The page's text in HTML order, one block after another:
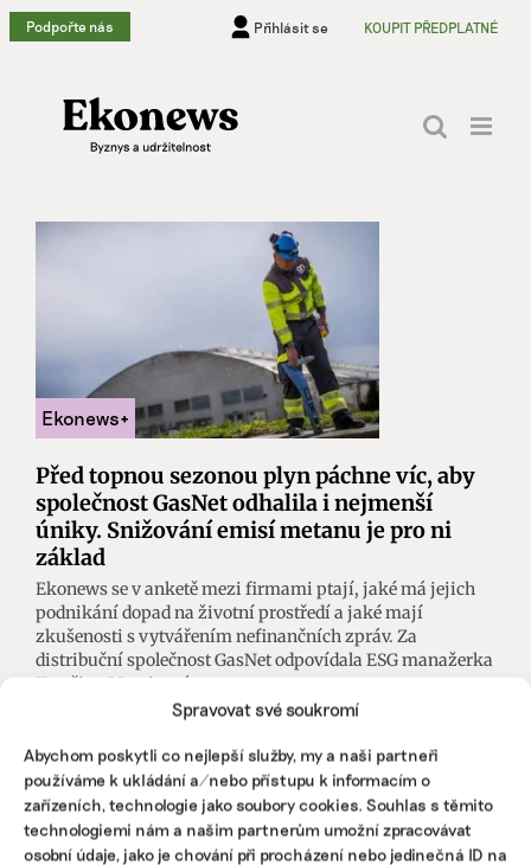
Spravovat své soukromí
Abychom poskytli co nejlepší služby, my a naši partneři
používáme k ukládání a/nebo přístupu k informacím o
zařízeních, technologie jako soubory cookies. Souhlas s těmito
technologiemi nám a našim partnerům umožní zpracovávat
osobní údaje, jako je chování při procházení nebo jedinečná ID na
Přeskočit
na
Podpořte nás Přihlásit se KOUPIT PŘEDPLATNÉ
Před topnou sezonou plyn páchne víc, aby
společnost GasNet odhalila i nejmenší
úniky. Snižování emisí metanu je pro ni
základ
Ekonews se v anketě mezi firmami ptají, jaké má jejich
podnikání dopad na životní prostředí a jaké mají
zkušenosti s vytvářením nefinančních zpráv. Za
distribuční společnost GasNet odpovídala ESG manažerka
Kateřina Morrisová.
reporting ,distribuční síť,GasNet,zemní plyn